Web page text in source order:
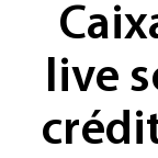
live